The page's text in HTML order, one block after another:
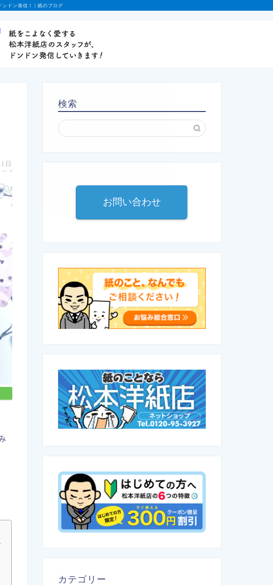
ンドン発信！ | 紙のブログ
日
検索
お問い合わせ
カテゴリー